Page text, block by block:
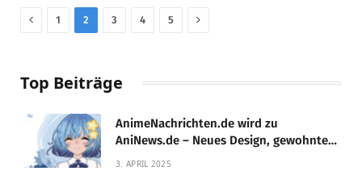
Previous
1 2 3 4 5 Next
Top Beiträge
AnimeNachrichten.de wird zu
AniNews.de – Neues Design, gewohnte
Qualität!
3. APRIL 2025